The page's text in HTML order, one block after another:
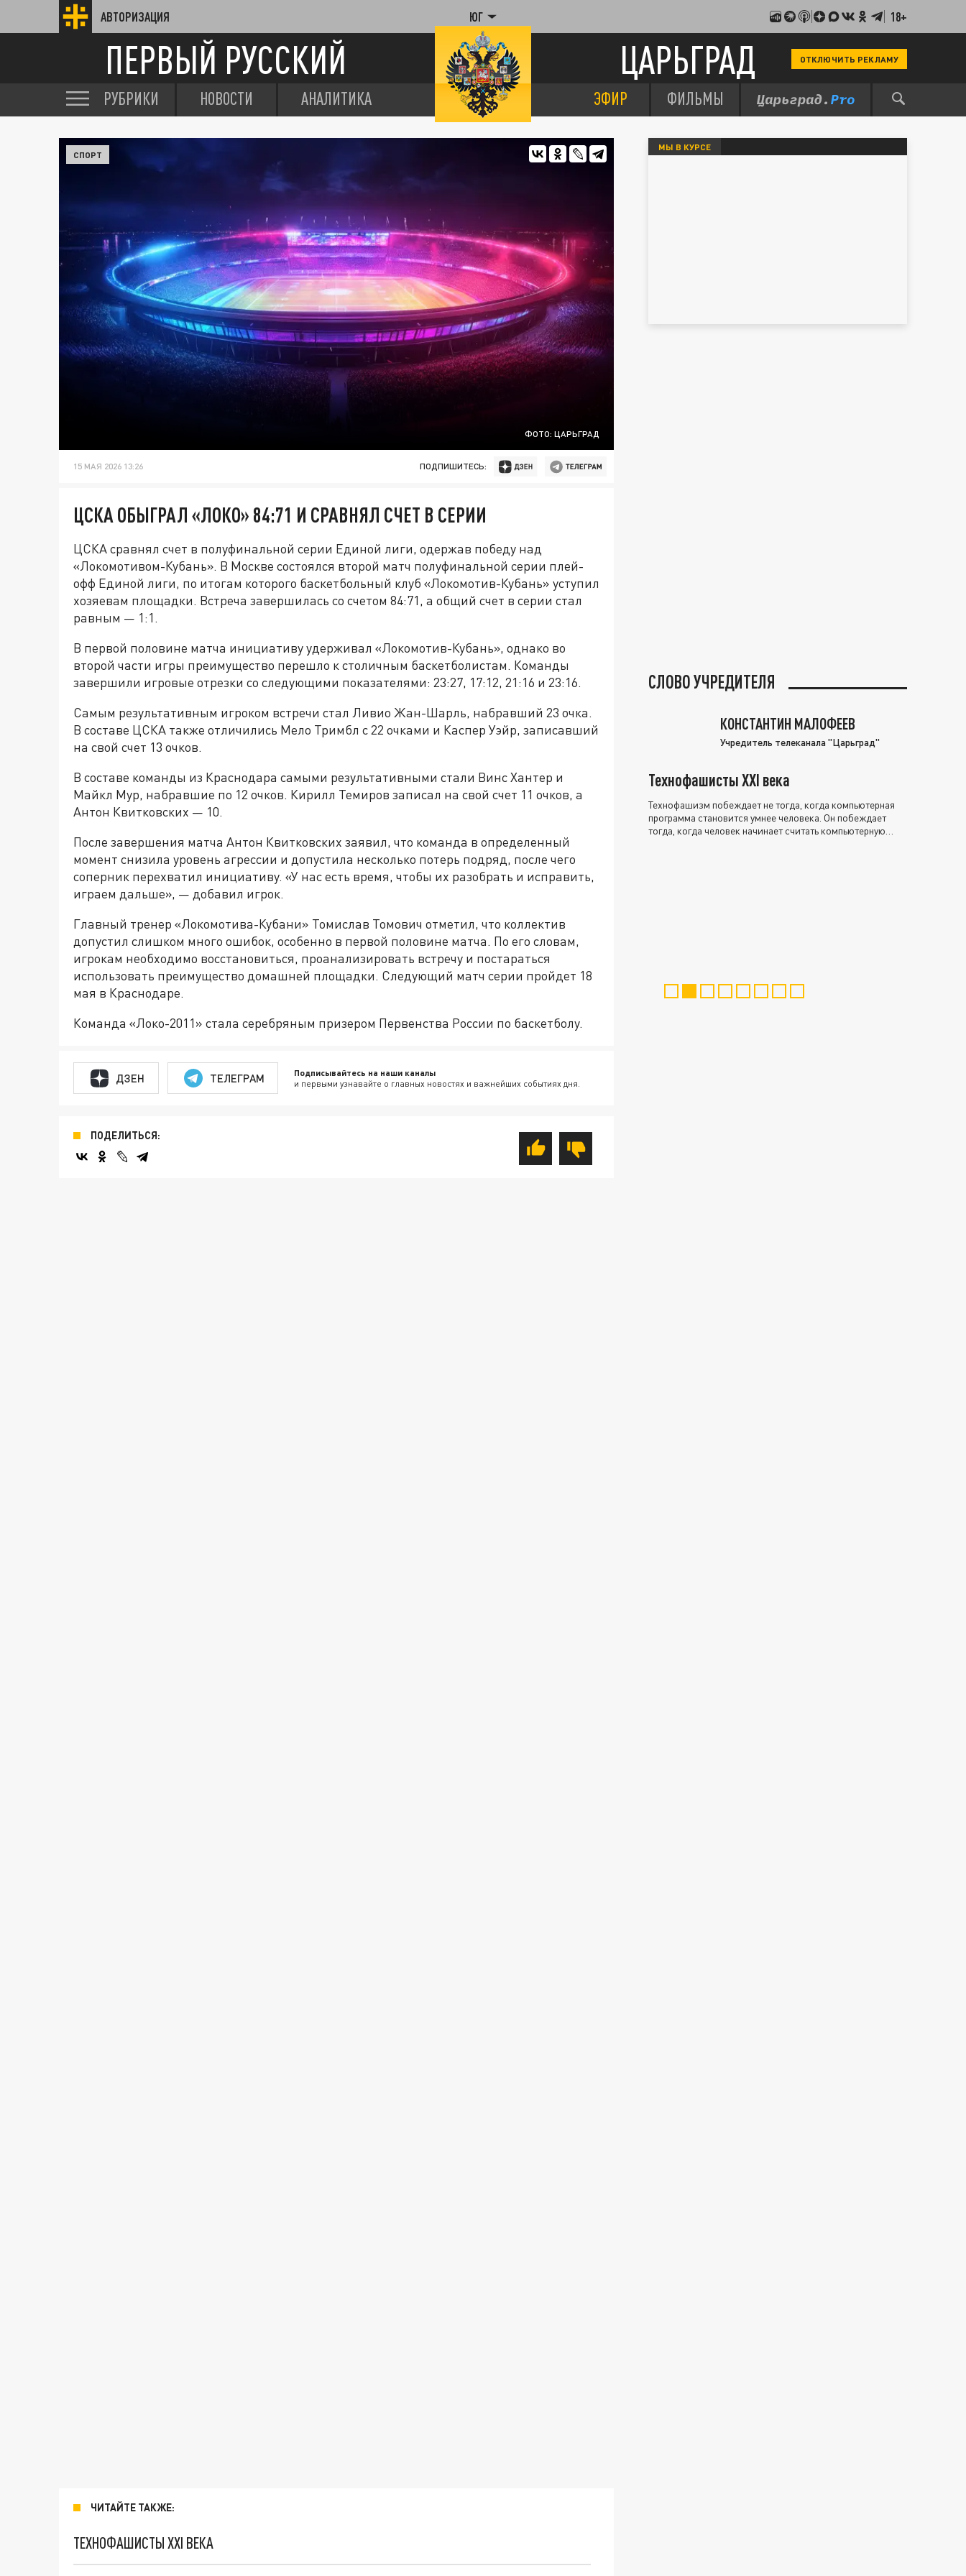
АВТОРИЗАЦИЯ ЮГ 18+
ПЕРВЫЙ РУССКИЙ ЦАРЬГРАД ОТКЛЮЧИТЬ РЕКЛАМУ
РУБРИКИ НОВОСТИ АНАЛИТИКА ЭФИР ФИЛЬМЫ
ФОТО: ЦАРЬГРАД
СПОРТ
15 МАЯ 2026 13:26 ПОДПИШИТЕСЬ:
ЦСКА ОБЫГРАЛ «ЛОКО» 84:71 И СРАВНЯЛ СЧЕТ В СЕРИИ
ЦСКА сравнял счет в полуфинальной серии Единой лиги, одержав победу над
«Локомотивом-Кубань». В Москве состоялся второй матч полуфинальной серии плей-
офф Единой лиги, по итогам которого баскетбольный клуб «Локомотив-Кубань» уступил
хозяевам площадки. Встреча завершилась со счетом 84:71, а общий счет в серии стал
равным — 1:1.
В первой половине матча инициативу удерживал «Локомотив-Кубань», однако во
второй части игры преимущество перешло к столичным баскетболистам. Команды
завершили игровые отрезки со следующими показателями: 23:27, 17:12, 21:16 и 23:16.
Самым результативным игроком встречи стал Ливио Жан-Шарль, набравший 23 очка.
В составе ЦСКА также отличились Мело Тримбл с 22 очками и Каспер Уэйр, записавший
на свой счет 13 очков.
В составе команды из Краснодара самыми результативными стали Винс Хантер и
Майкл Мур, набравшие по 12 очков. Кирилл Темиров записал на свой счет 11 очков, а
Антон Квитковских — 10.
После завершения матча Антон Квитковских заявил, что команда в определенный
момент снизила уровень агрессии и допустила несколько потерь подряд, после чего
соперник перехватил инициативу. «У нас есть время, чтобы их разобрать и исправить,
играем дальше», — добавил игрок.
Главный тренер «Локомотива-Кубани» Томислав Томович отметил, что коллектив
допустил слишком много ошибок, особенно в первой половине матча. По его словам,
игрокам необходимо восстановиться, проанализировать встречу и постараться
использовать преимущество домашней площадки. Следующий матч серии пройдет 18
мая в Краснодаре.
Команда «Локо-2011» стала серебряным призером Первенства России по баскетболу.
ДЗЕН ТЕЛЕГРАМ Подписывайтесь на наши каналы
и первыми узнавайте о главных новостях и важнейших событиях дня.
ПОДЕЛИТЬСЯ:
ЧИТАЙТЕ ТАКЖЕ:
ТЕХНОФАШИСТЫ XXI ВЕКА
МЫ В КУРСЕ
СЛОВО УЧРЕДИТЕЛЯ
КОНСТАНТИН МАЛОФЕЕВ
Учредитель телеканала "Царьград"
Технофашисты XXI века
Технофашизм побеждает не тогда, когда компьютерная
программа становится умнее человека. Он побеждает
тогда, когда человек начинает считать компьютерную